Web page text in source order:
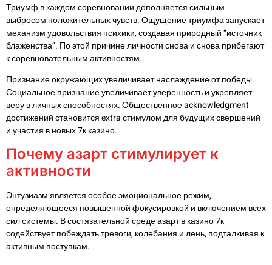
Триумф в каждом соревновании дополняется сильным
выбросом положительных чувств. Ощущение триумфа запускает
механизм удовольствия психики, создавая природный “источник
блаженства”. По этой причине личности снова и снова прибегают
к соревновательным активностям.
Признание окружающих увеличивает наслаждение от победы.
Социальное признание увеличивает уверенность и укрепляет
веру в личных способностях. Общественное acknowledgment
достижений становится extra стимулом для будущих свершений
и участия в новых 7к казино.
Почему азарт стимулирует к
активности
Энтузиазм является особое эмоциональное режим,
определяющееся повышенной фокусировкой и включением всех
сил системы. В состязательной среде азарт в казино 7к
содействует побеждать тревоги, колебания и лень, подталкивая к
активным поступкам.